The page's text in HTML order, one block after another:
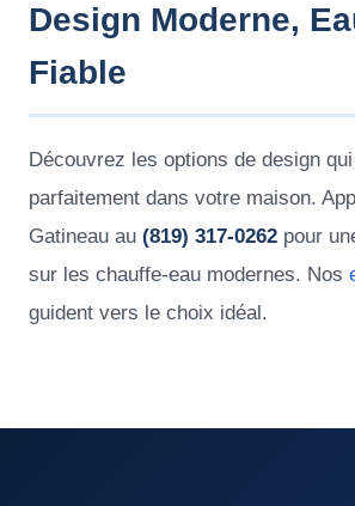
Design Moderne,
Fiable
Découvrez les options de design
parfaitement dans votre maison.
Gatineau au (819) 317-0262 pour
sur les chauffe-eau modernes. Nos
guident vers le choix idéal.